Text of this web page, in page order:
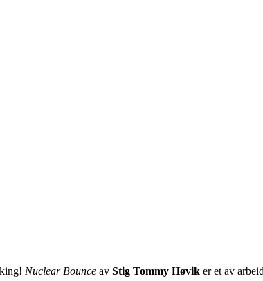
Nuclear Bounce av Stig Tommy Høvik er et av